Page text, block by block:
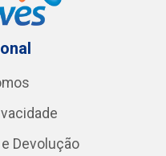
Devolução